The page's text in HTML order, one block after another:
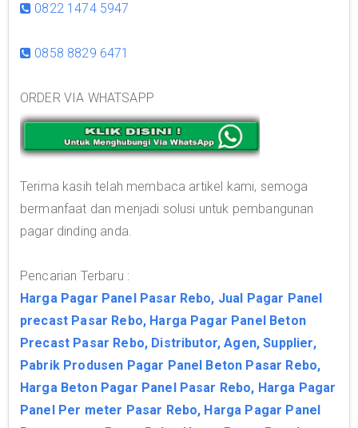
0822 1474 5947
0858 8829 6471
ORDER VIA WHATSAPP
Terima kasih telah membaca artikel kami, semoga
bermanfaat dan menjadi solusi untuk pembangunan
pagar dinding anda.
Pencarian Terbaru :
Harga Pagar Panel Pasar Rebo, Jual Pagar Panel
precast Pasar Rebo, Harga Pagar Panel Beton
Precast Pasar Rebo, Distributor, Agen, Supplier,
Pabrik Produsen Pagar Panel Beton Pasar Rebo,
Harga Beton Pagar Panel Pasar Rebo, Harga Pagar
Panel Per meter Pasar Rebo, Harga Pagar Panel